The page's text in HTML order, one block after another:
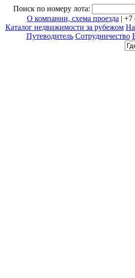
Поиск по номеру лота:
О компании, схема проезда | +7
Каталог недвижимости за рубежом
Путеводитель Сотрудничество